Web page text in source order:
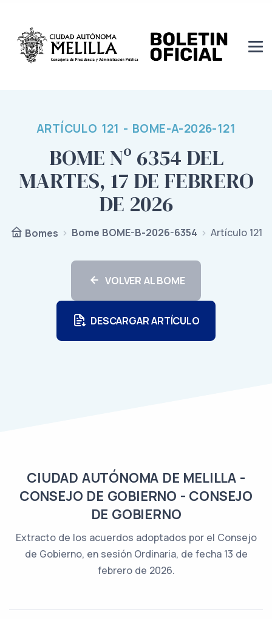
ARTÍCULO 121 - BOME-A-2026-121
BOME Nº 6354 DEL
MARTES, 17 DE FEBRERO
DE 2026
Bomes Bome BOME-B-2026-6354 Artículo 121
VOLVER AL BOME
DESCARGAR ARTÍCULO
CIUDAD AUTÓNOMA DE MELILLA -
CONSEJO DE GOBIERNO - CONSEJO
DE GOBIERNO
Extracto de los acuerdos adoptados por el Consejo
de Gobierno, en sesión Ordinaria, de fecha 13 de
febrero de 2026.